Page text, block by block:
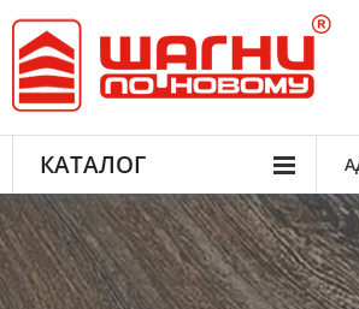
КАТАЛОГ